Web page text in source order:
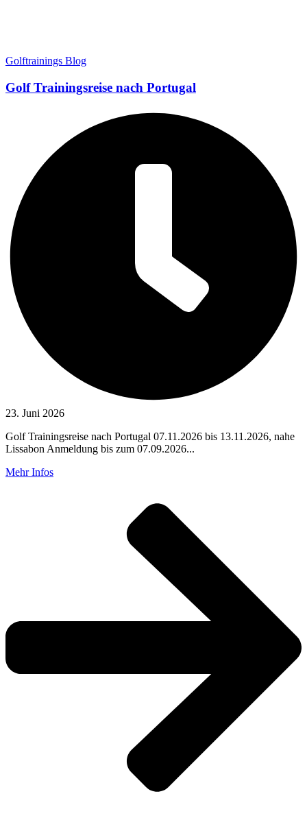
Golftrainings Blog
Golf Trainingsreise nach Portugal
23. Juni 2026
Golf Trainingsreise nach Portugal 07.11.2026 bis 13.11.2026, nahe
Lissabon Anmeldung bis zum 07.09.2026...
Mehr Infos